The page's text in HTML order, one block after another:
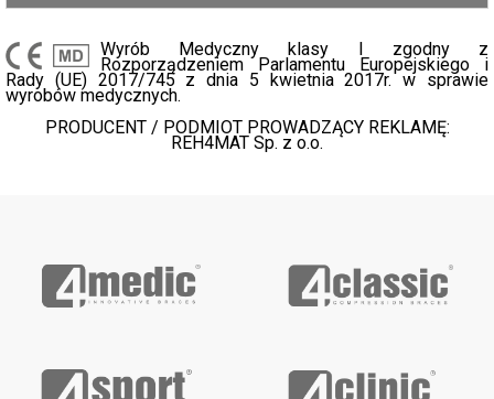
Wyrób Medyczny klasy I zgodny z
Rozporządzeniem Parlamentu Europejskiego i
Rady (UE) 2017/745 z dnia 5 kwietnia 2017r. w sprawie
wyrobów medycznych.
PRODUCENT / PODMIOT PROWADZĄCY REKLAMĘ:
REH4MAT Sp. z o.o.